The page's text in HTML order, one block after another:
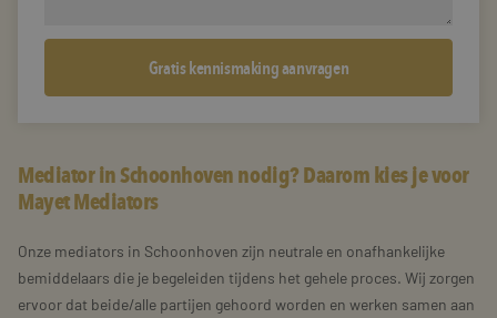
Mediator in Schoonhoven nodig? Daarom kies je voor
Mayet Mediators
Onze mediators in Schoonhoven zijn neutrale en onafhankelijke
bemiddelaars die je begeleiden tijdens het gehele proces. Wij zorgen
ervoor dat beide/alle partijen gehoord worden en werken samen aan